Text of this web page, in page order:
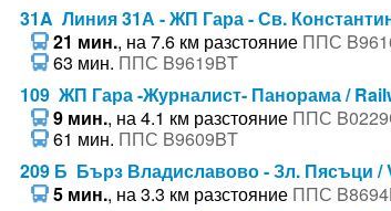
31A Линия 31А - ЖП Гара - Св.
21 мин., на 7.6 км разстояние ППС
63 мин. ППС B9619BT
109 ЖП Гара -Журналист- Панорама /
9 мин., на 4.1 км разстояние ППС
61 мин. ППС B9609BT
209 Б Бърз Владиславово - Зл. Пясъци /
5 мин., на 3.3 км разстояние ППС